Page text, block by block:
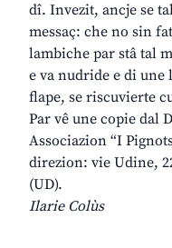
dî. Invezit, ancje se
messaç: che no sin
lambiche par stâ tal
e va nudride e di
flape, se riscuvierte
Par vê une copie dal
Associazion “I
direzion: vie Udine,
(UD).
Ilarie Colùs